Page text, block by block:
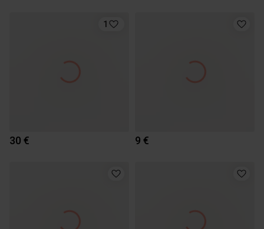
1
30 € 9 €